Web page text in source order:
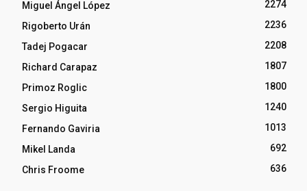
Miguel Ángel López
2274
Rigoberto Urán
2236
Tadej Pogacar
2208
Richard Carapaz
1807
Primoz Roglic
1800
Sergio Higuita
1240
Fernando Gaviria
1013
Mikel Landa
692
Chris Froome
636